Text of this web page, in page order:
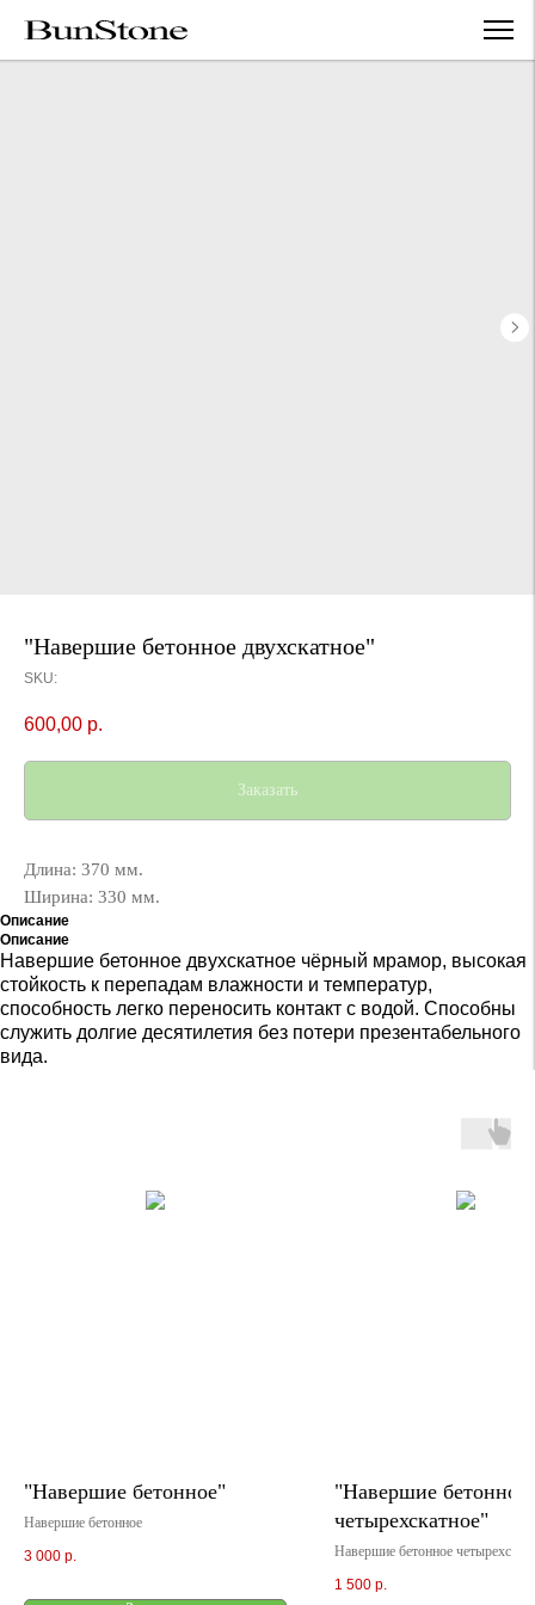
"Навершие бетонное двухскатное"
SKU:
600,00 р.
Заказать
Длина: 370 мм.
Ширина: 330 мм.
Описание
Описание
Навершие бетонное двухскатное чёрный мрамор, высокая
стойкость к перепадам влажности и температур,
способность легко переносить контакт с водой. Способны
служить долгие десятилетия без потери презентабельного
вида.
"Навершие бетонное"
Навершие бетонное
3 000 р.
"Навершие бетонное
четырехскатное"
Навершие бетонное
1 500 р.